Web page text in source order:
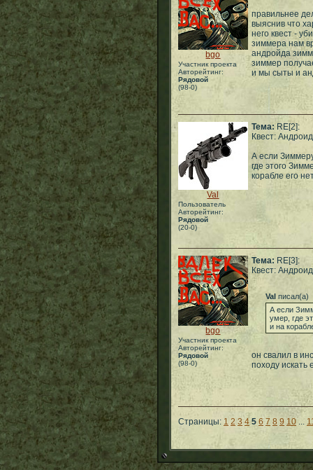
bgo
Участник проекта
Авторейтинг:
Рядовой
(98-0)
правильнее
выяснив что
него квест -
зиммера нам
андройда
зиммер
и мы сыты и
Val
Пользователь
Авторейтинг:
Рядовой
(20-0)
Тема: RE[2]:
Квест: Андроид
А если
где этого
корабле его
bgo
Участник проекта
Авторейтинг:
Рядовой
(98-0)
Тема: RE[3]:
Квест: Андроид
Val писал(а)
А если
умер, где
и на
он свалил в
походу искать
Страницы: 1 2 3 4 5 6 7 8 9 10...